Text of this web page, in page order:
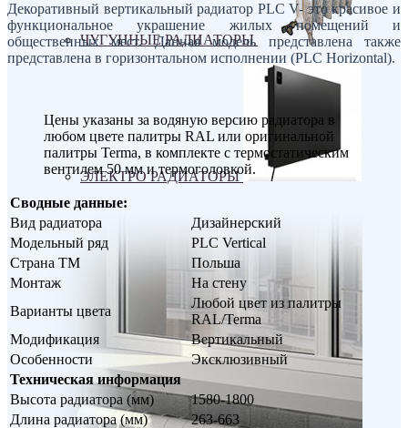
ЧУГУННЫЕ РАДИАТОРЫ
ЭЛЕКТРО РАДИАТОРЫ
Декоративный вертикальный радиатор PLC V- это красивое и
функциональное украшение жилых помещений и
общественных мест. Данная модель представлена также
представлена в горизонтальном исполнении (PLC Horizontal).
Цены указаны за водяную версию радиатора в
любом цвете палитры RAL или оригинальной
палитры Terma, в комплекте с термостатическим
вентилем 50 мм и термоголовкой.
Сводные данные:
Вид радиатора
Дизайнерский
Модельный ряд
PLC Vertical
Страна ТМ
Польша
Монтаж
На стену
Варианты цвета
Любой цвет из палитры
RAL/Terma
Модификация
Вертикальный
Особенности
Эксклюзивный
Техническая информация
Высота радиатора (мм)
1580-1800
Длина радиатора (мм)
263-663